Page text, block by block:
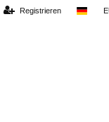
Registrieren